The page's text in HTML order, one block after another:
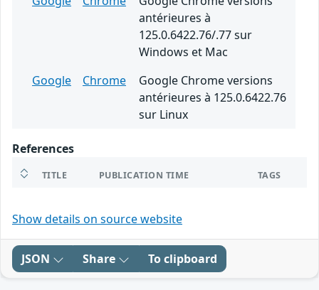
antérieures à
125.0.6422.76/.77 sur
Windows et Mac
Google
Chrome
Google Chrome versions
antérieures à 125.0.6422.76
sur Linux
References
TITLE PUBLICATION TIME TAGS
Show details on source website
JSON Share To clipboard